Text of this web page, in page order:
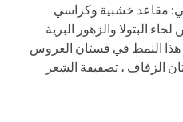
مقاعد خشبية وكراسي
البتولا والزهور البرية
هذا النمط في فستان العروس
الزفاف ، تصفيفة الشعر